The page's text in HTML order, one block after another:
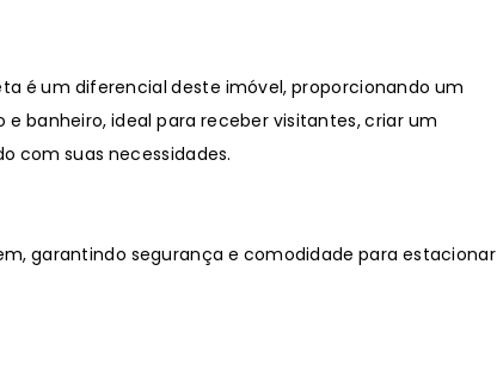
é um diferencial deste imóvel, proporcionando um
banheiro, ideal para receber visitantes, criar um
com suas necessidades.
garantindo segurança e comodidade para estacionar